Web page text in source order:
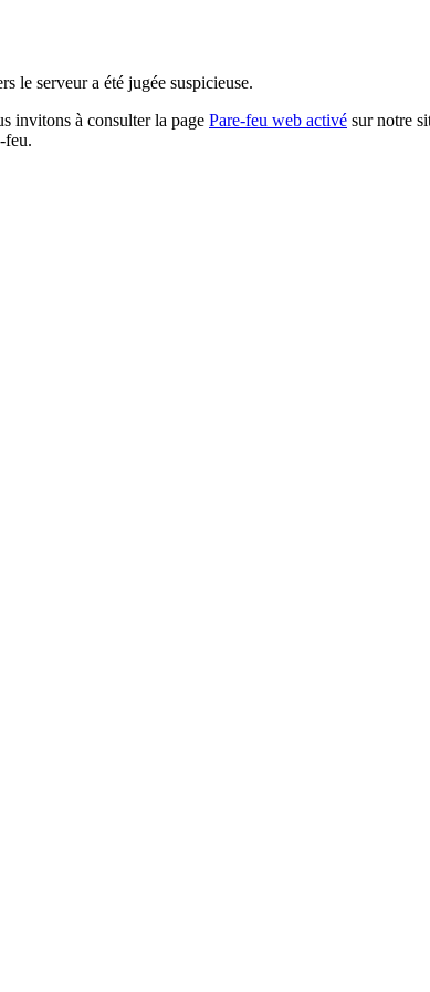
le serveur a été jugée suspicieuse.
invitons à consulter la page Pare-feu web activé sur notre
feu.